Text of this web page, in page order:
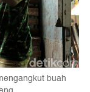
buah